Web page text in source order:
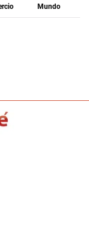
Mundo